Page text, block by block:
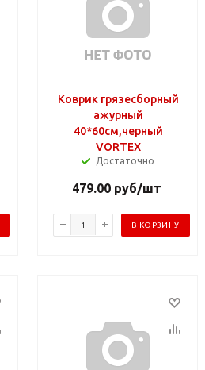
Коврик грязесборный
ажурный
40*60см,черный
VORTEX
Достаточно
479.00руб/шт
В КОРЗИНУ